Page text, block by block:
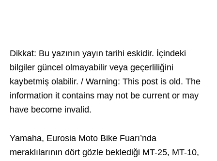
Dikkat: Bu yazının yayın tarihi eskidir. İçindeki
bilgiler güncel olmayabilir veya geçerliliğini
kaybetmiş olabilir. / Warning: This post is old. The
information it contains may not be current or may
have become invalid.
Yamaha, Eurosia Moto Bike Fuarı’nda
meraklılarının dört gözle beklediği MT-25, MT-10,